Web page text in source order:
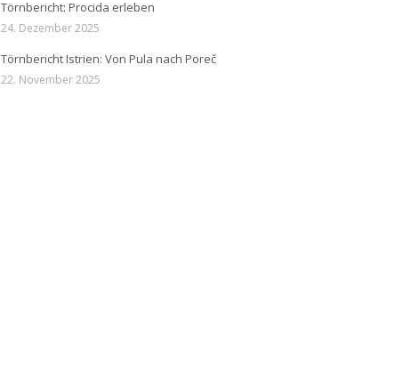
Törnbericht: Procida erleben
24. Dezember 2025
Törnbericht Istrien: Von Pula nach Poreč
22. November 2025